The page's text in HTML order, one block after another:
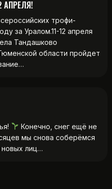
АПРЕЛЯ!
трофи-
за Уралом.11-12 апреля
Тандашково
области пройдет
Конечно, снег ещё не
мы снова соберёмся
лиц…